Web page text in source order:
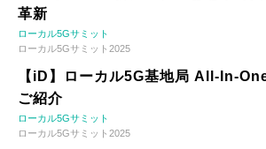
革新
ローカル5Gサミット
ローカル5Gサミット2025
【iD】ローカル5G基地局 All-In-
ご紹介
ローカル5Gサミット
ローカル5Gサミット2025